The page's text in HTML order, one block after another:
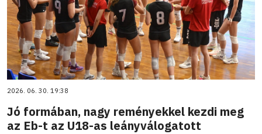
2026. 06. 30. 19:38
Jó formában, nagy reményekkel kezdi meg
az Eb-t az U18-as leányválogatott